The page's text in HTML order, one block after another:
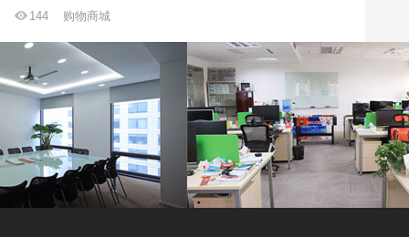
144 购物商城